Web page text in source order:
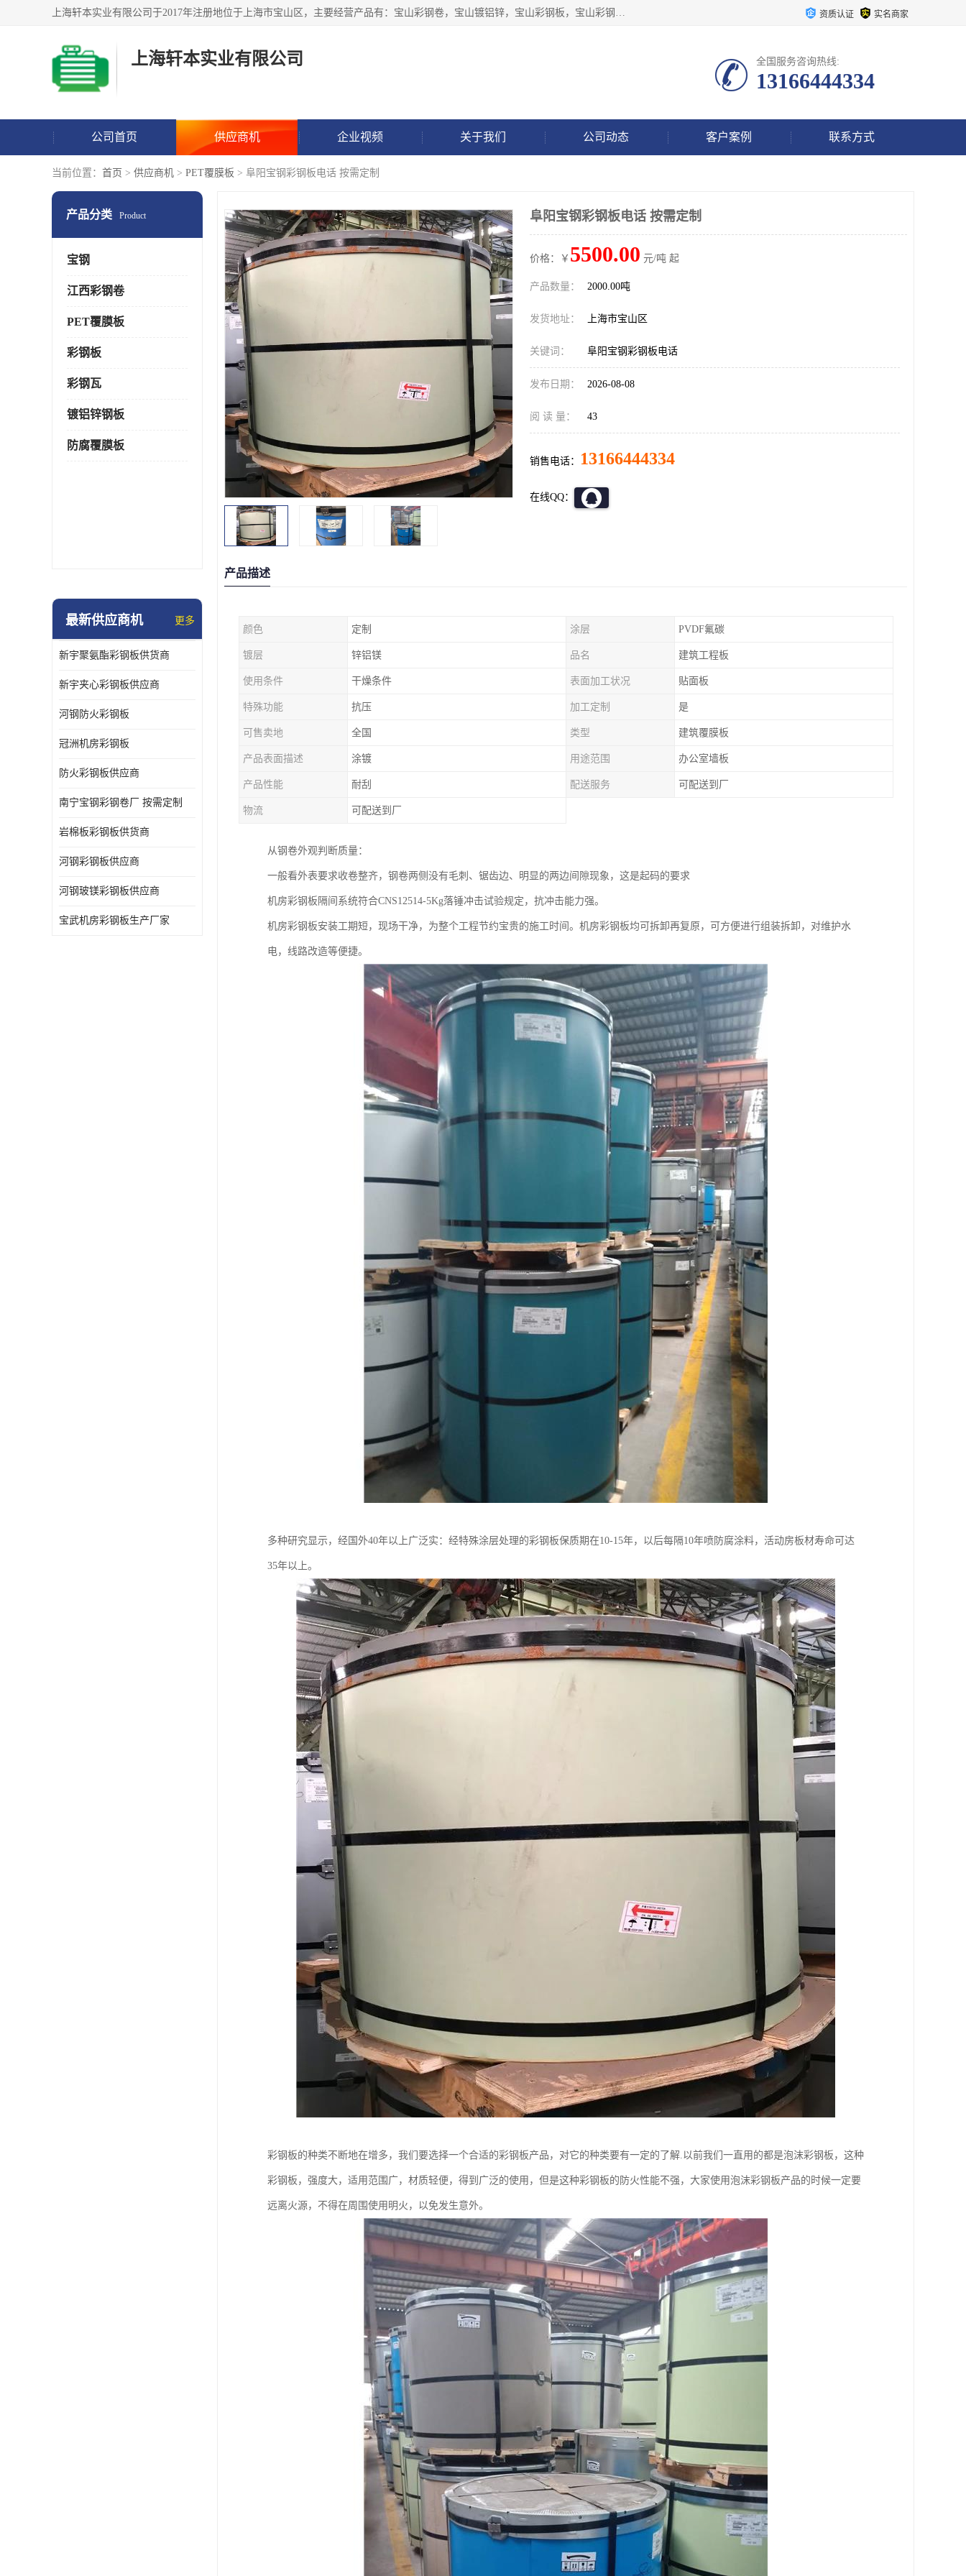
上海轩本实业有限公司于2017年注册地位于上海市宝山区，主要经营产品有：宝山彩钢卷，宝山镀铝锌，宝山彩钢板，宝山彩钢瓦等产品的生产和销售。 资质认证 实名商家
上海轩本实业有限公司 全国服务咨询热线:
13166444334
公司首页 供应商机 企业视频 关于我们 公司动态 客户案例 联系方式
当前位置： 首页 > 供应商机 > PET覆膜板 > 阜阳宝钢彩钢板电话 按需定制
产品分类 Product
宝钢
江西彩钢卷
PET覆膜板
彩钢板
彩钢瓦
镀铝锌钢板
防腐覆膜板
最新供应商机 更多
新宇聚氨酯彩钢板供货商
新宇夹心彩钢板供应商
河钢防火彩钢板
冠洲机房彩钢板
防火彩钢板供应商
南宁宝钢彩钢卷厂 按需定制
岩棉板彩钢板供货商
河钢彩钢板供应商
河钢玻镁彩钢板供应商
宝武机房彩钢板生产厂家
阜阳宝钢彩钢板电话 按需定制
价格：￥ 5500.00 元/吨 起
产品数量： 2000.00吨
发货地址： 上海市宝山区
关键词： 阜阳宝钢彩钢板电话
发布日期： 2026-08-08
阅 读 量： 43
销售电话： 13166444334
在线QQ：
产品描述
颜色 定制 涂层 PVDF氟碳
镀层 锌铝镁 品名 建筑工程板
使用条件 干燥条件 表面加工状况 贴面板
特殊功能 抗压 加工定制 是
可售卖地 全国 类型 建筑覆膜板
产品表面描述 涂镀 用途范围 办公室墙板
产品性能 耐刮 配送服务 可配送到厂
物流 可配送到厂
从钢卷外观判断质量：
一般看外表要求收卷整齐，钢卷两侧没有毛刺、锯齿边、明显的两边间隙现象，这是起码的要求
机房彩钢板隔间系统符合CNS12514-5Kg落锤冲击试验规定，抗冲击能力强。
机房彩钢板安装工期短，现场干净，为整个工程节约宝贵的施工时间。机房彩钢板均可拆卸再复原，可方便进行组装拆卸，对维护水
电，线路改造等便捷。
多种研究显示，经国外40年以上广泛实：经特殊涂层处理的彩钢板保质期在10-15年，以后每隔10年喷防腐涂料，活动房板材寿命可达
35年以上。
彩钢板的种类不断地在增多，我们要选择一个合适的彩钢板产品，对它的种类要有一定的了解.以前我们一直用的都是泡沫彩钢板，这种
彩钢板，强度大，适用范围广，材质轻便，得到广泛的使用，但是这种彩钢板的防火性能不强，大家使用泡沫彩钢板产品的时候一定要
远离火源，不得在周围使用明火，以免发生意外。